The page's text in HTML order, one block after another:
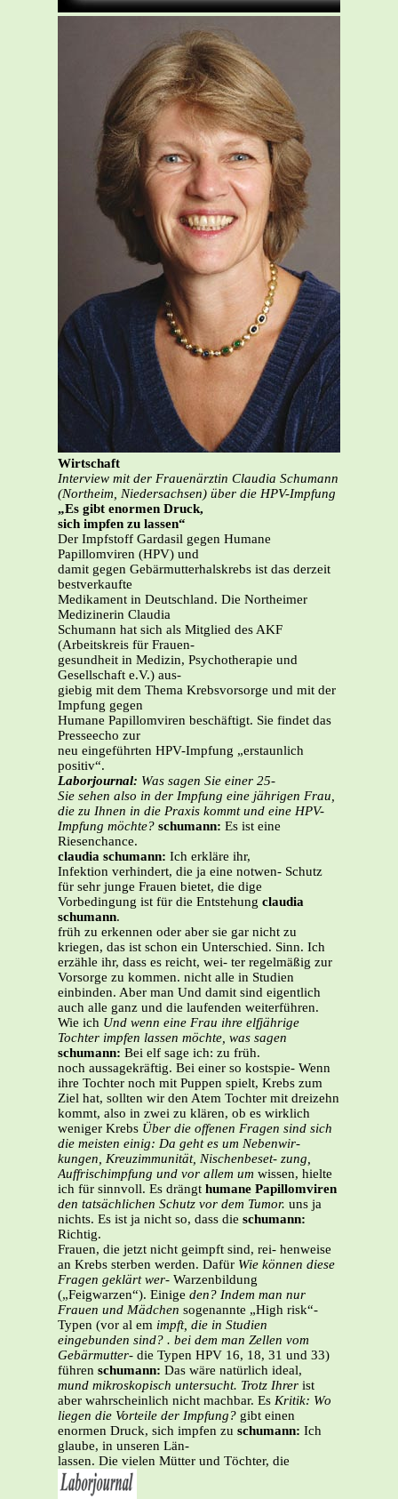
Wirtschaft
Interview mit der Frauenärztin Claudia Schumann
(Northeim, Niedersachsen) über die HPV-Impfung
„Es gibt enormen Druck,
sich impfen zu lassen“
Der Impfstoff Gardasil gegen Humane
Papillomviren (HPV) und
damit gegen Gebärmutterhalskrebs ist das derzeit
bestverkaufte
Medikament in Deutschland. Die Northeimer
Medizinerin Claudia
Schumann hat sich als Mitglied des AKF
(Arbeitskreis für Frauen-
gesundheit in Medizin, Psychotherapie und
Gesellschaft e.V.) aus-
giebig mit dem Thema Krebsvorsorge und mit der
Impfung gegen
Humane Papillomviren beschäftigt. Sie findet das
Presseecho zur
neu eingeführten HPV-Impfung „erstaunlich
positiv“.
Laborjournal: Was sagen Sie einer 25-
Sie sehen also in der Impfung eine jährigen Frau,
die zu Ihnen in die Praxis kommt und eine HPV-
Impfung möchte? schumann: Es ist eine
Riesenchance.
claudia schumann: Ich erkläre ihr,
Infektion verhindert, die ja eine notwen- Schutz
für sehr junge Frauen bietet, die dige
Vorbedingung ist für die Entstehung claudia
schumann.
früh zu erkennen oder aber sie gar nicht zu
kriegen, das ist schon ein Unterschied. Sinn. Ich
erzähle ihr, dass es reicht, wei- ter regelmäßig zur
Vorsorge zu kommen. nicht alle in Studien
einbinden. Aber man Und damit sind eigentlich
auch alle ganz und die laufenden weiterführen.
Wie ich Und wenn eine Frau ihre elfjährige
Tochter impfen lassen möchte, was sagen
schumann: Bei elf sage ich: zu früh.
noch aussagekräftig. Bei einer so kostspie- Wenn
ihre Tochter noch mit Puppen spielt, Krebs zum
Ziel hat, sollten wir den Atem Tochter mit dreizehn
kommt, also in zwei zu klären, ob es wirklich
weniger Krebs Über die offenen Fragen sind sich
die meisten einig: Da geht es um Nebenwir-
kungen, Kreuzimmunität, Nischenbeset- zung,
Auffrischimpfung und vor allem um wissen, hielte
ich für sinnvoll. Es drängt humane Papillomviren
den tatsächlichen Schutz vor dem Tumor. uns ja
nichts. Es ist ja nicht so, dass die schumann:
Richtig.
Frauen, die jetzt nicht geimpft sind, rei- henweise
an Krebs sterben werden. Dafür Wie können diese
Fragen geklärt wer- Warzenbildung
(„Feigwarzen“). Einige den? Indem man nur
Frauen und Mädchen sogenannte „High risk“-
Typen (vor al em impft, die in Studien
eingebunden sind? . bei dem man Zellen vom
Gebärmutter- die Typen HPV 16, 18, 31 und 33)
führen schumann: Das wäre natürlich ideal,
mund mikroskopisch untersucht. Trotz Ihrer ist
aber wahrscheinlich nicht machbar. Es Kritik: Wo
liegen die Vorteile der Impfung? gibt einen
enormen Druck, sich impfen zu schumann: Ich
glaube, in unseren Län-
lassen. Die vielen Mütter und Töchter, die